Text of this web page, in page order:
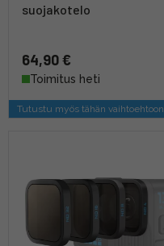
suojakotelo
64,90 €
Toimitus heti
Tutustu myös tähän vaihtoehtoon